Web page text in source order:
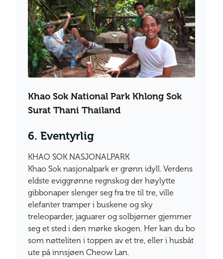
Khao Sok National Park Khlong Sok
Surat Thani Thailand
6. Eventyrlig
KHAO SOK NASJONALPARK
Khao Sok nasjonalpark er grønn idyll. Verdens
eldste eviggrønne regnskog der høylytte
gibbonaper slenger seg fra tre til tre, ville
elefanter tramper i buskene og sky
treleoparder, jaguarer og solbjørner gjemmer
seg et sted i den mørke skogen. Her kan du bo
som nøtteliten i toppen av et tre, eller i husbåt
ute på innsjøen Cheow Lan.